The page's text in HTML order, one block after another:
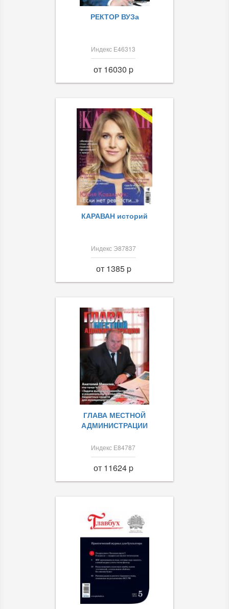
РЕКТОР ВУЗа
Индекс Е46313
от 16030 p
КАРАВАН историй
Индекс Э87837
от 1385 p
ГЛАВА МЕСТНОЙ
АДМИНИСТРАЦИИ
Индекс Е84787
от 11624 p